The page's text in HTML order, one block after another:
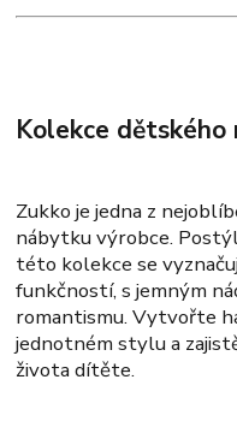
Kolekce
Zukko je jedna z
nábytku výrobce.
této kolekce se
funkčností, s jemným
romantismu. Vytvořte
jednotném stylu a
života dítěte.